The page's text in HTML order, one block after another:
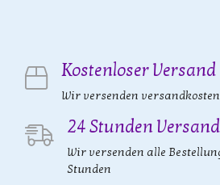
Kostenloser Versand
Wir versenden
24 Stunden Versand
Wir versenden alle
Stunden